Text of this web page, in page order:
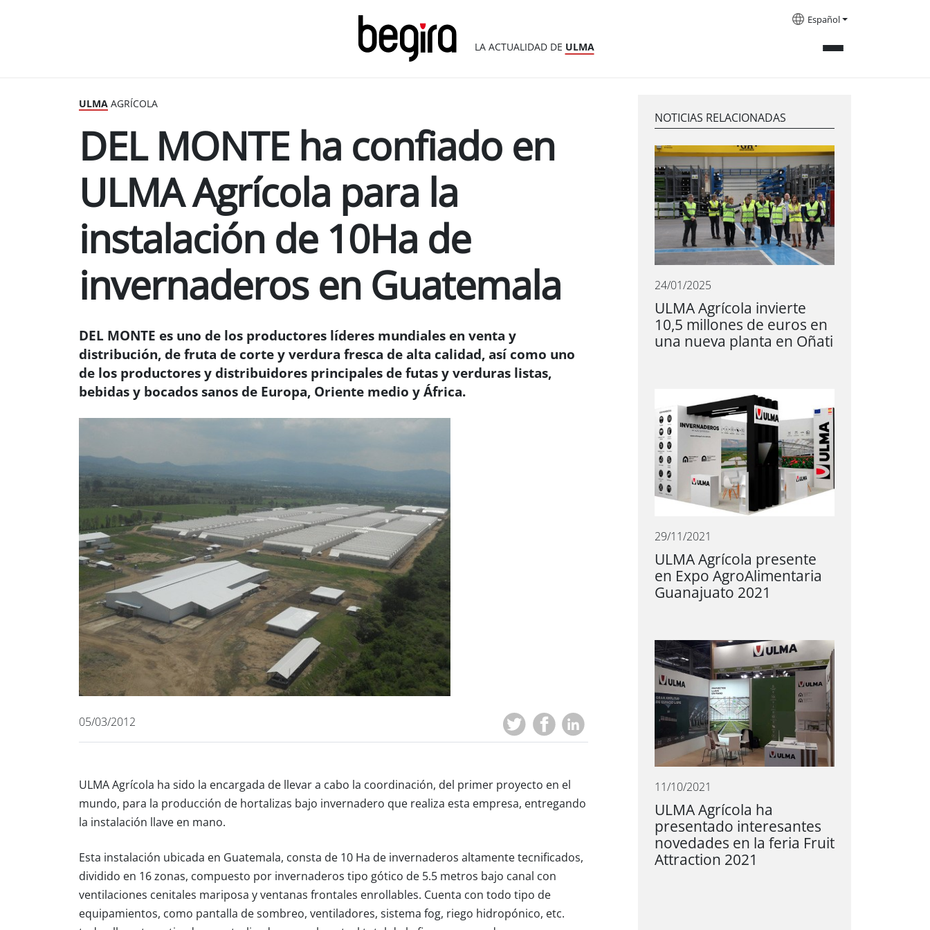
LA ACTUALIDAD DE ULMA
Español
ULMA AGRÍCOLA
DEL MONTE ha confiado en
ULMA Agrícola para la
instalación de 10Ha de
invernaderos en Guatemala
DEL MONTE es uno de los productores líderes mundiales en venta y
distribución, de fruta de corte y verdura fresca de alta calidad, así como uno
de los productores y distribuidores principales de futas y verduras listas,
bebidas y bocados sanos de Europa, Oriente medio y África.
05/03/2012
ULMA Agrícola ha sido la encargada de llevar a cabo la coordinación, del primer proyecto en el
mundo, para la producción de hortalizas bajo invernadero que realiza esta empresa, entregando
la instalación llave en mano.
Esta instalación ubicada en Guatemala, consta de 10 Ha de invernaderos altamente tecnificados,
dividido en 16 zonas, compuesto por invernaderos tipo gótico de 5.5 metros bajo canal con
ventilaciones cenitales mariposa y ventanas frontales enrollables. Cuenta con todo tipo de
equipamientos, como pantalla de sombreo, ventiladores, sistema fog, riego hidropónico, etc.
NOTICIAS RELACIONADAS
24/01/2025
ULMA Agrícola invierte
10,5 millones de euros en
una nueva planta en Oñati
29/11/2021
ULMA Agrícola presente
en Expo AgroAlimentaria
Guanajuato 2021
11/10/2021
ULMA Agrícola ha
presentado interesantes
novedades en la feria Fruit
Attraction 2021